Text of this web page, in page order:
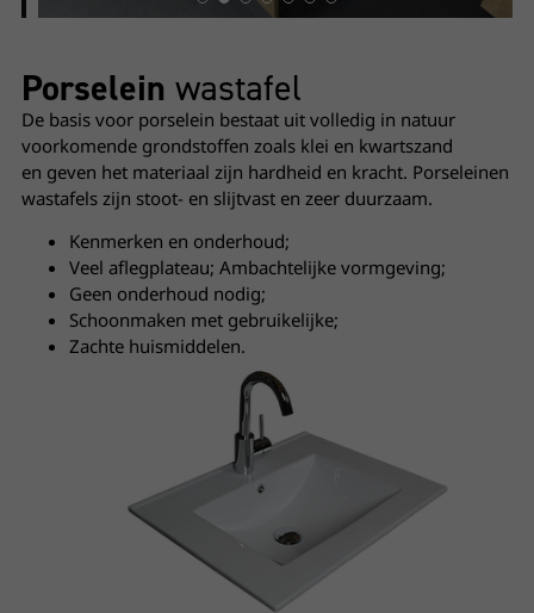
Porselein wastafel
De basis voor porselein bestaat uit volledig in natuur
voorkomende grondstoffen zoals klei en kwartszand
en geven het materiaal zijn hardheid en kracht. Porseleinen
wastafels zijn stoot- en slijtvast en zeer duurzaam.
Kenmerken en onderhoud;
Veel aflegplateau; Ambachtelijke vormgeving;
Geen onderhoud nodig;
Schoonmaken met gebruikelijke;
Zachte huismiddelen.